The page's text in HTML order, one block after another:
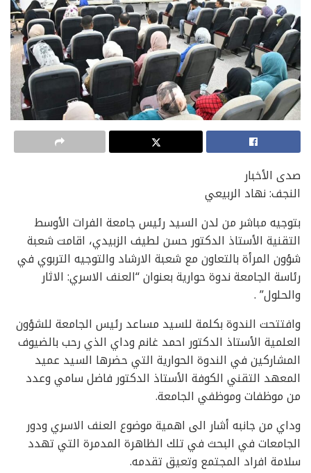
صدى الأخبار
النجف: نهاد الربيعي
بتوجيه مباشر من لدن السيد رئيس جامعة الفرات الأوسط
التقنية الأستاذ الدكتور حسن لطيف الزبيدي، اقامت شعبة
شؤون المرأة بالتعاون مع شعبة الارشاد والتوجيه التربوي في
رئاسة الجامعة ندوة حوارية بعنوان “العنف الاسري: الاثار
والحلول” .
وافتتحت الندوة بكلمة للسيد مساعد رئيس الجامعة للشؤون
العلمية الأستاذ الدكتور احمد غانم وداي الذي رحب بالضيوف
المشاركين في الندوة الحوارية التي حضرها السيد عميد
المعهد التقني الكوفة الأستاذ الدكتور فاضل سامي وعدد
من موظفات وموظفي الجامعة.
وداي من جانبه أشار الى اهمية موضوع العنف الاسري ودور
الجامعات في البحث في تلك الظاهرة المدمرة التي تهدد
سلامة افراد المجتمع وتعيق تقدمه.